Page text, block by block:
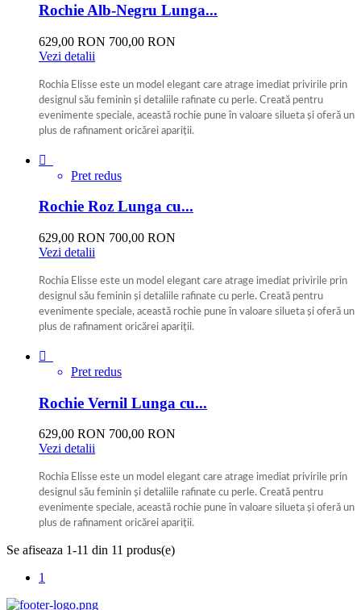
Rochie Alb-Negru Lunga...
629,00 RON 700,00 RON
Vezi detalii
Rochia Elisse este un model elegant care atrage imediat privirile prin
designul său feminin și detaliile rafinate cu perle. Creată pentru
evenimente speciale, această rochie pune în valoare silueta și oferă un
plus de rafinament oricărei apariții.
Negru+Alb

Pret redus
Rochie Roz Lunga cu...
629,00 RON 700,00 RON
Vezi detalii
Rochia Elisse este un model elegant care atrage imediat privirile prin
designul său feminin și detaliile rafinate cu perle. Creată pentru
evenimente speciale, această rochie pune în valoare silueta și oferă un
plus de rafinament oricărei apariții.
Roz

Pret redus
Rochie Vernil Lunga cu...
629,00 RON 700,00 RON
Vezi detalii
Rochia Elisse este un model elegant care atrage imediat privirile prin
designul său feminin și detaliile rafinate cu perle. Creată pentru
evenimente speciale, această rochie pune în valoare silueta și oferă un
plus de rafinament oricărei apariții.
Vernil
Se afiseaza 1-11 din 11 produs(e)
1